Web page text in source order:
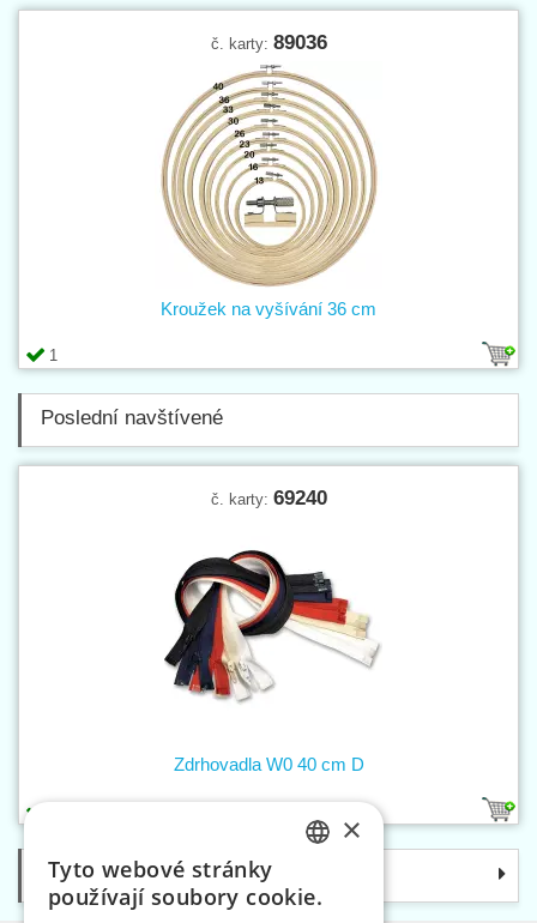
č. karty: 89036
1
Kroužek na vyšívání 36 cm
Poslední navštívené
č. karty: 69240
Zdrhovadla W0 40 cm D
Kategorie
×
Tyto webové stránky
používají soubory cookie.